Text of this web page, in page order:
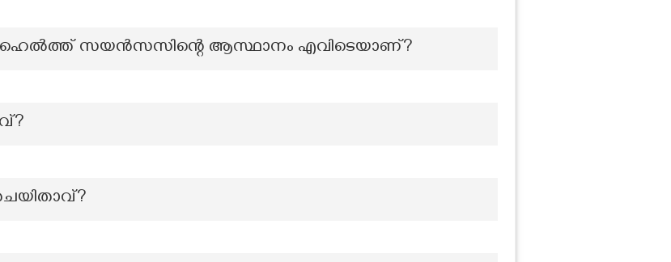
ഹെൽത്ത് സയൻസസിന്റെ ആസ്ഥാനം എവിടെയാണ്?